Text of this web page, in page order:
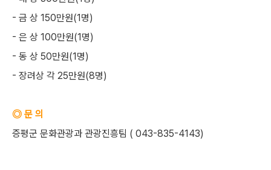
- 금 상 150만원(1명)
- 은 상 100만원(1명)
- 동 상 50만원(1명)
- 장려상 각 25만원(8명)
◎ 문 의
증평군 문화관광과 관광진흥팀 ( 043-835-4143)